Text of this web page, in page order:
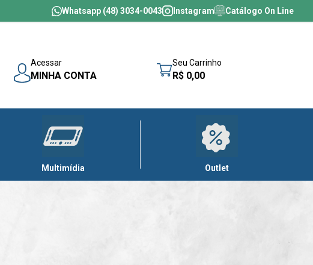
Whatsapp (48) 3034-0043 Instagram Catálogo On Line
Acessar
MINHA CONTA
Seu Carrinho
R$ 0,00
Multimídia Outlet